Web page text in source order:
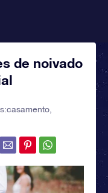
de noivado
casamento,